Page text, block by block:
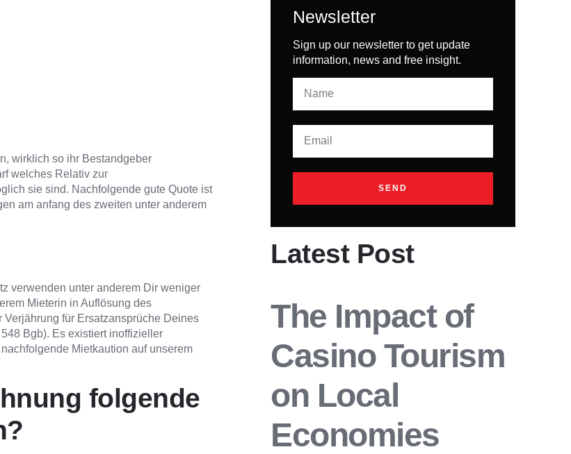
wirklich so ihr Bestandgeber
welches Relativ zur
sie sind. Nachfolgende gute Quote ist
am anfang des zweiten unter anderem
verwenden unter anderem Dir weniger
Mieterin in Auflösung des
für Ersatzansprüche Deines
Bgb). Es existiert inoffizieller
Mietkaution auf unserem
folgende
Newsletter
Sign up our newsletter to get update
information, news and free insight.
SEND
Latest Post
The Impact of
Casino Tourism
on Local
Economies